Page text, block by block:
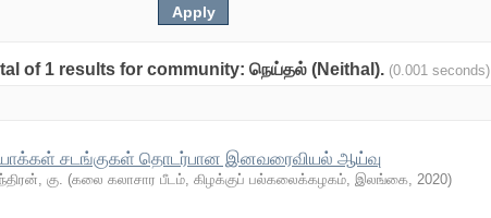
of 1 results for community: நெய்தல் (Neithal). (0.001 seconds)
சடங்குகள் தொடர்பான இனவரைவியல் ஆய்வு
கு. (கலை கலாசார பீடம், கிழக்குப் பல்கலைக்கழகம், இலங்கை, 2020)